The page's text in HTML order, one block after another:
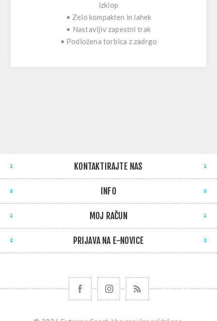
izklop
• Zelo kompakten in lahek
• Nastavljiv zapestni trak
• Podložena torbica z zadrgo
KONTAKTIRAJTE NAS
INFO
MOJ RAČUN
PRIJAVA NA E-NOVICE